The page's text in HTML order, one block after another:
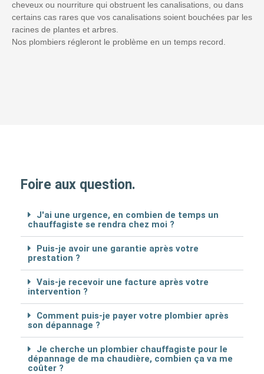
cheveux ou nourriture qui obstruent les canalisations, ou dans
certains cas rares que vos canalisations soient bouchées par les
racines de plantes et arbres.
Nos plombiers régleront le problème en un temps record.
Foire aux question.
J'ai une urgence, en combien de temps un
chauffagiste se rendra chez moi ?
Puis-je avoir une garantie après votre
prestation ?
Vais-je recevoir une facture après votre
intervention ?
Comment puis-je payer votre plombier après
son dépannage ?
Je cherche un plombier chauffagiste pour le
dépannage de ma chaudière, combien ça va me
coûter ?